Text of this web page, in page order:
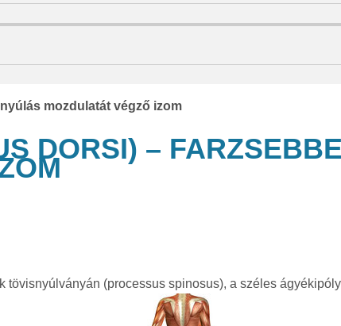
mozdulatát végző izom
DORSI) – FARZSEBBE
(processus spinosus), a széles